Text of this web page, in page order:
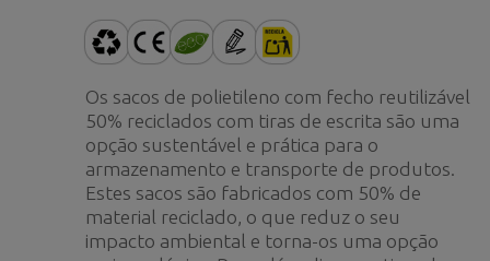
Os sacos de polietileno com fecho reutilizável
50% reciclados com tiras de escrita são uma
opção sustentável e prática para o
armazenamento e transporte de produtos.
Estes sacos são fabricados com 50% de
material reciclado, o que reduz o seu
impacto ambiental e torna-os uma opção